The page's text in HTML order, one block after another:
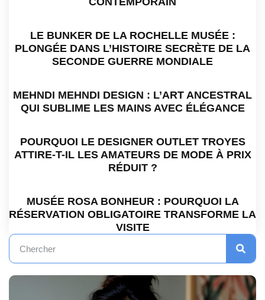
LE BUNKER DE LA ROCHELLE MUSÉE :
PLONGÉE DANS L’HISTOIRE SECRÈTE DE LA
SECONDE GUERRE MONDIALE
MEHNDI MEHNDI DESIGN : L’ART ANCESTRAL
QUI SUBLIME LES MAINS AVEC ÉLÉGANCE
POURQUOI LE DESIGNER OUTLET TROYES
ATTIRE-T-IL LES AMATEURS DE MODE À PRIX
RÉDUIT ?
MUSÉE ROSA BONHEUR : POURQUOI LA
RÉSERVATION OBLIGATOIRE TRANSFORME LA
VISITE